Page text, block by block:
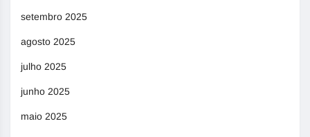
setembro 2025
agosto 2025
julho 2025
junho 2025
maio 2025